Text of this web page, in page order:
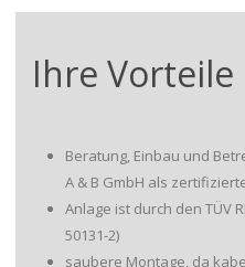
Ihre Vorteile
Beratung, Einbau und
A & B GmbH als
Anlage ist durch den TÜV
50131-2)
saubere Montage, da